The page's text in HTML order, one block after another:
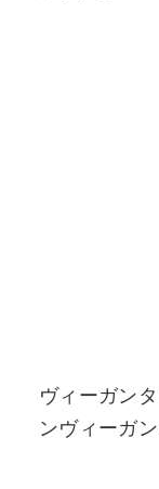
ヴィーガン
ンヴィーガ